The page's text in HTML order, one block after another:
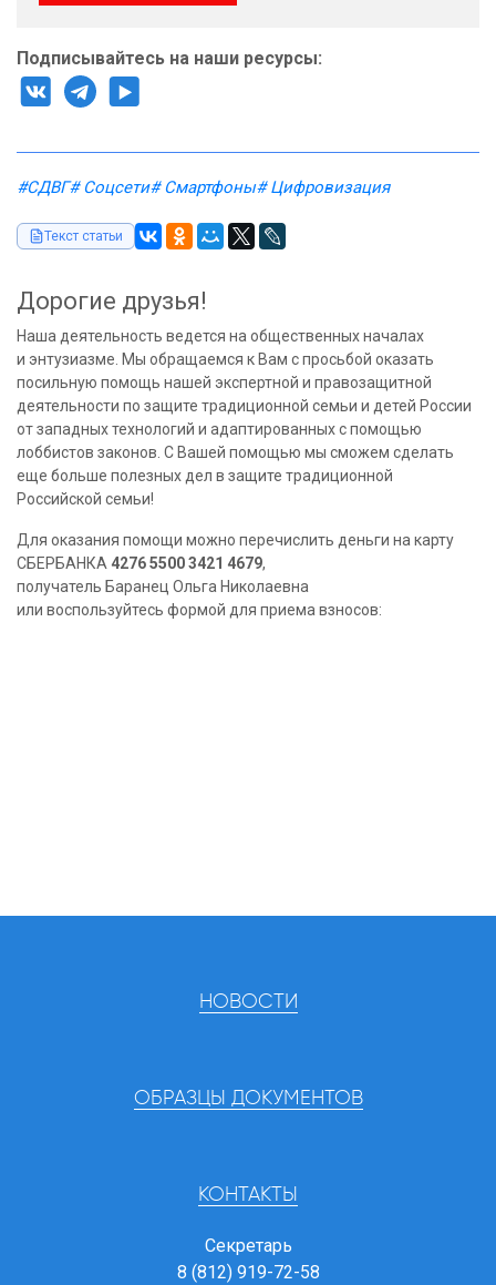
Подписывайтесь на наши ресурсы:
#СДВГ# Соцсети# Смартфоны# Цифровизация
Текст статьи
Дорогие друзья!
Наша деятельность ведется на общественных началах
и энтузиазме. Мы обращаемся к Вам с просьбой оказать
посильную помощь нашей экспертной и правозащитной
деятельности по защите традиционной семьи и детей России
от западных технологий и адаптированных с помощью
лоббистов законов. С Вашей помощью мы сможем сделать
еще больше полезных дел в защите традиционной
Российской семьи!
Для оказания помощи можно перечислить деньги на карту
СБЕРБАНКА 4276 5500 3421 4679,
получатель Баранец Ольга Николаевна
или воспользуйтесь формой для приема взносов:
НОВОСТИ
ОБРАЗЦЫ ДОКУМЕНТОВ
КОНТАКТЫ
Секретарь
8 (812) 919-72-58